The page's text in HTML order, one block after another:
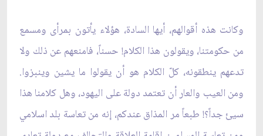
وكانت هذه أقوالهم، أيها السادة، هؤلاء يأتون بمرأى ومسمع
من حكومتنا، ويقولون هذا الكلام! حسناً، فامنعهم عن ذلك ولا
تدعهم ينطقونه، كلّ الكلام هو أن يقولوا ما يشين وينبزوا.
ومن العيب والعار أن تعتمد دولة على اليهود، وهل كلامنا هذا
سيئ جداً؟! طبعاً مر المذاق عندكم، إنه من تعاسة بلد اسلامي